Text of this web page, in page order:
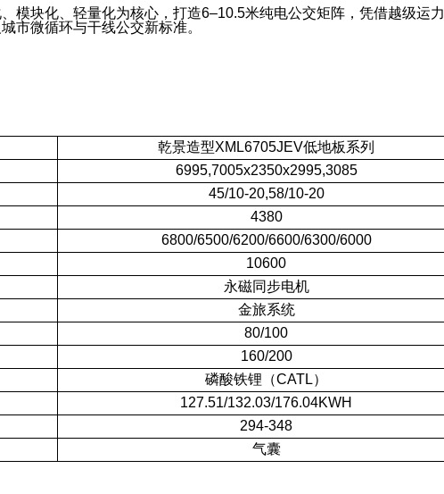
、模块化、轻量化为核心 ，打造6–10.5米纯电公交矩阵，凭借越级运力
城市微循环与干线公交新标准。
乾景造型XML6705JEV低地板系列
6995,7005x2350x2995,3085
45/10-20,58/10-20
4380
6800/6500/6200/6600/6300/6000
10600
永磁同步电机
金旅系统
80/100
160/200
磷酸铁锂（CATL）
127.51/132.03/176.04KWH
294-348
气囊